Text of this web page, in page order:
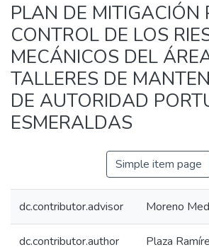
PLAN DE MITIGACIÓN
CONTROL DE LOS
MECÁNICOS DEL
TALLERES DE
DE AUTORIDAD
ESMERALDAS
Simple item page
dc.contributor.advisor Moreno
dc.contributor.author Plaza